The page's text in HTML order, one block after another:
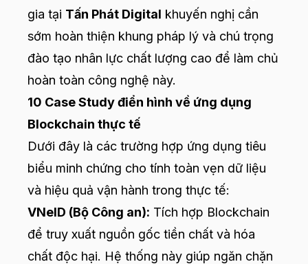
gia tại Tấn Phát Digital khuyến nghị cần
sớm hoàn thiện khung pháp lý và chú trọng
đào tạo nhân lực chất lượng cao để làm chủ
hoàn toàn công nghệ này.
10 Case Study điển hình về ứng dụng
Blockchain thực tế
Dưới đây là các trường hợp ứng dụng tiêu
biểu minh chứng cho tính toàn vẹn dữ liệu
và hiệu quả vận hành trong thực tế:
VNeID (Bộ Công an): Tích hợp Blockchain
để truy xuất nguồn gốc tiền chất và hóa
chất độc hại. Hệ thống này giúp ngăn chặn